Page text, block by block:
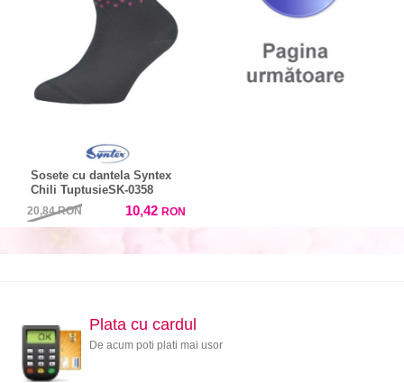
Sosete cu dantela Syntex
Chili TuptusieSK-0358
20,84RON 10,42 RON
Plata cu cardul
De acum poti plati mai usor